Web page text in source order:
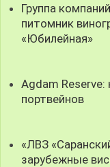
Группа
питомник
«Юбилейная»
Agdam
портвейнов
«ЛВЗ
зарубежные